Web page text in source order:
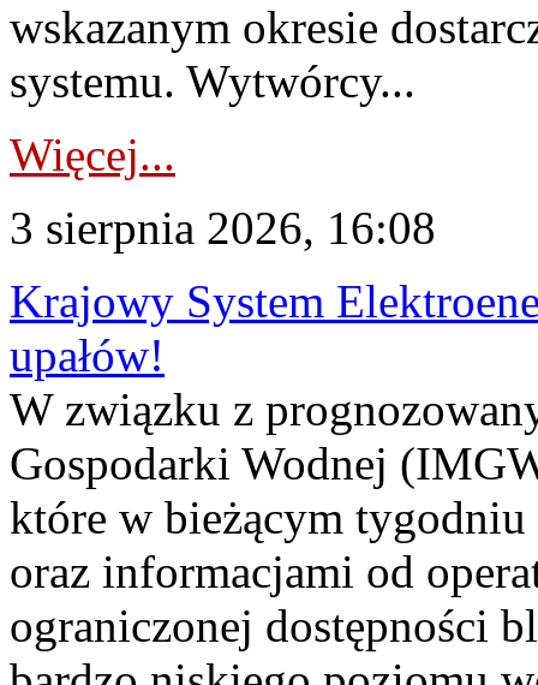
wskazanym okresie
systemu. Wytwórcy...
Więcej...
3 sierpnia 2026, 16:08
Krajowy System
upałów!
W związku z
Gospodarki Wodnej
które w bieżącym tygodniu
oraz informacjami od
ograniczonej dostępności